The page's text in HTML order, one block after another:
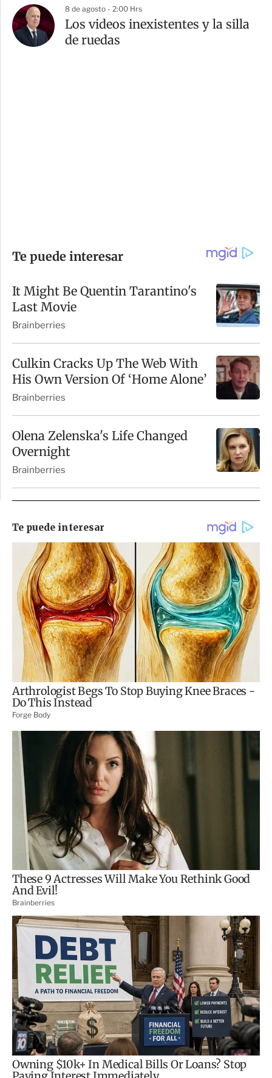
8 de agosto - 2:00 Hrs
Los videos inexistentes y la silla
de ruedas